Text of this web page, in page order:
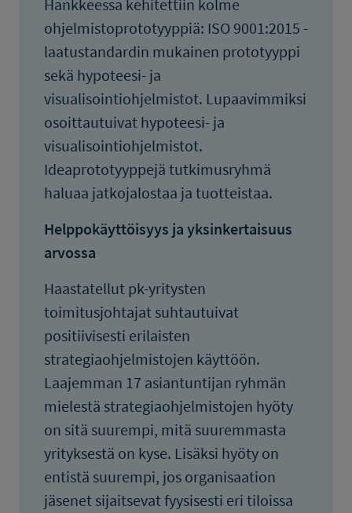
Hankkeessa kehitettiin kolme
ohjelmistoprototyyppiä: ISO 9001:2015 -
laatustandardin mukainen prototyyppi
sekä hypoteesi- ja
visualisointiohjelmistot. Lupaavimmiksi
osoittautuivat hypoteesi- ja
visualisointiohjelmistot.
Ideaprototyyppejä tutkimusryhmä
haluaa jatkojalostaa ja tuotteistaa.
Helppokäyttöisyys ja yksinkertaisuus
arvossa
Haastatellut pk-yritysten
toimitusjohtajat suhtautuivat
positiivisesti erilaisten
strategiaohjelmistojen käyttöön.
Laajemman 17 asiantuntijan ryhmän
mielestä strategiaohjelmistojen hyöty
on sitä suurempi, mitä suuremmasta
yrityksestä on kyse. Lisäksi hyöty on
entistä suurempi, jos organisaation
jäsenet sijaitsevat fyysisesti eri tiloissa